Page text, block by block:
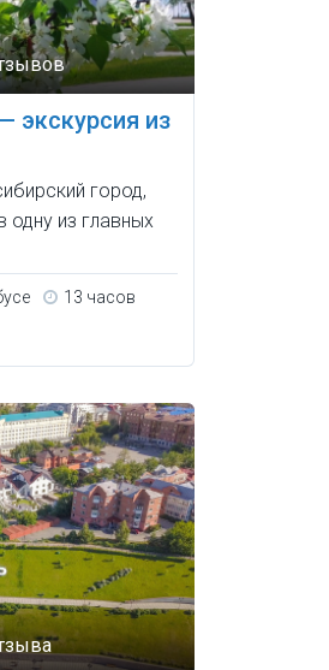
экскурсия из
город,
одну из главных
13 часов